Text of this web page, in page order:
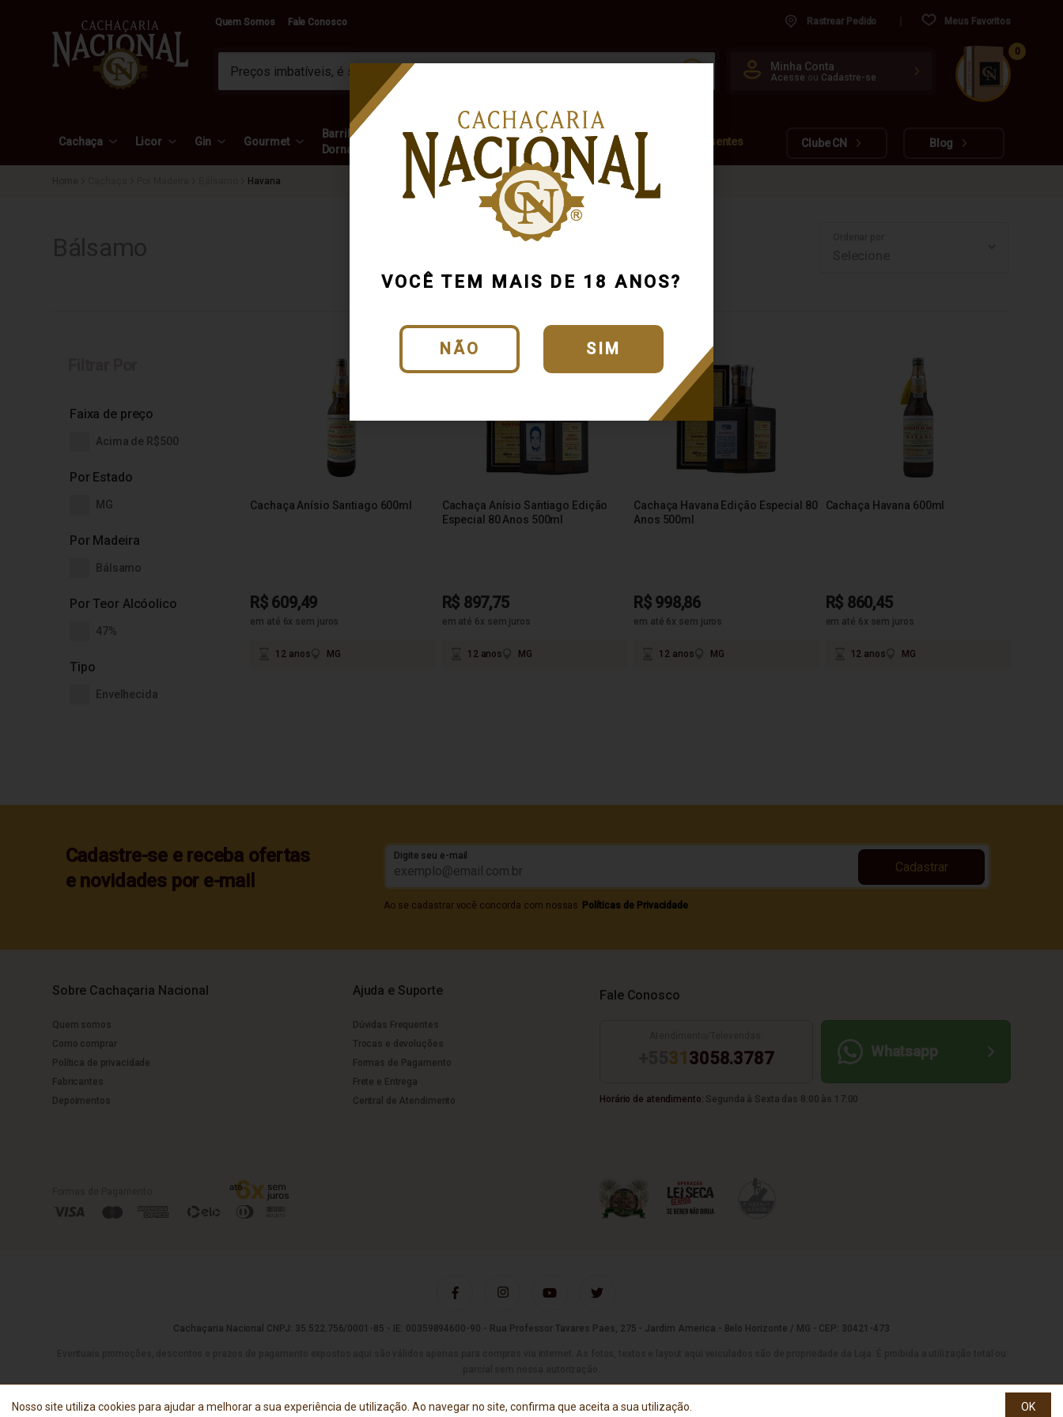
VOCÊ TEM MAIS DE 18 ANOS?
NÃO SIM
Quem Somos Fale Conosco Rastrear Pedido Meus Favoritos
Minha Conta
Acesse ou Cadastre-se
www.cachacarianacional.com.br
CUIDADO FRÁGIL
0
Cachaça Licor Gin Gourmet
Barril e
Dorna
Acessórios
Outras
Bebidas
Marcas Presentes Clube CN Blog
Havana
Por Estado
MG
Por Madeira
Bálsamo
Por Teor Alcóolico
47%
Tipo
Envelhecida
Faixa de preço
Acima de R$500
Cachaça Anísio Santiago 600ml
R$ 609,49
em até 6x sem juros
12 anos MG
Cachaça Anísio Santiago Edição
Especial 80 Anos 500ml
R$ 897,75
em até 6x sem juros
12 anos MG
Cachaça Havana Edição Especial 80
Anos 500ml
R$ 998,86
em até 6x sem juros
12 anos MG
Cachaça Havana 600ml
R$ 860,45
em até 6x sem juros
12 anos MG
Cadastre-se e receba ofertas
e novidades por e-mail
Digite seu e-mail
Ao se cadastrar você concorda com nossas Políticas de Privacidade
Cadastrar
Sobre Cachaçaria Nacional
Quem somos
Como comprar
Política de privacidade
Fabricantes
Depoimentos
Ajuda e Suporte
Dúvidas Frequentes
Trocas e devoluções
Formas de Pagamento
Frete e Entrega
Central de Atendimento
Fale Conosco
31 3058.3787 Whatsapp
Horário de atendimento: Segunda à Sexta das 8:00 às 17:00
Cachaçaria Nacional CNPJ: 35.522.756/0001-85 - IE: 00359894600-90 - Rua Professor Tavares Paes, 275 - Jardim America - Belo Horizonte / MG - CEP: 30421-473
Nosso site utiliza cookies para ajudar a melhorar a sua experiência de utilização. Ao navegar no site, confirma que aceita a sua utilização. OK